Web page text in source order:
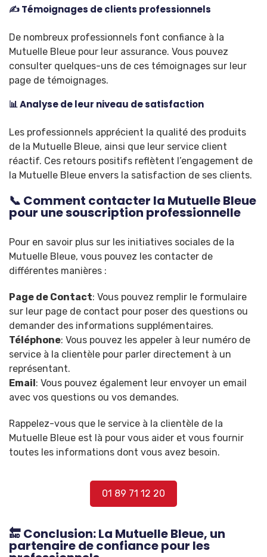
✍️ Témoignages de clients professionnels
De nombreux professionnels font confiance à la
Mutuelle Bleue pour leur assurance. Vous pouvez
consulter quelques-uns de ces témoignages sur leur
page de témoignages.
📊 Analyse de leur niveau de satisfaction
Les professionnels apprécient la qualité des produits
de la Mutuelle Bleue, ainsi que leur service client
réactif. Ces retours positifs reflètent l’engagement de
la Mutuelle Bleue envers la satisfaction de ses clients.
📞 Comment contacter la Mutuelle Bleue
pour une souscription professionnelle
Pour en savoir plus sur les initiatives sociales de la
Mutuelle Bleue, vous pouvez les contacter de
différentes manières :
Page de Contact: Vous pouvez remplir le formulaire
sur leur page de contact pour poser des questions ou
demander des informations supplémentaires.
Téléphone: Vous pouvez les appeler à leur numéro de
service à la clientèle pour parler directement à un
représentant.
Email: Vous pouvez également leur envoyer un email
avec vos questions ou vos demandes.
Rappelez-vous que le service à la clientèle de la
Mutuelle Bleue est là pour vous aider et vous fournir
toutes les informations dont vous avez besoin.
01 89 71 12 20
🔚 Conclusion: La Mutuelle Bleue, un
partenaire de confiance pour les